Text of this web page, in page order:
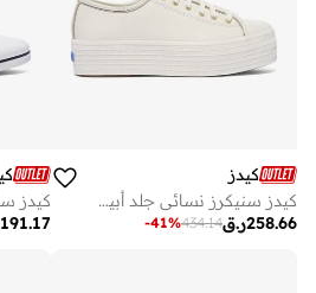
كيدز
كيدز سنيكرز نسائي جلد أبيض
ر.ق258.66
434.14
-41%
191.17